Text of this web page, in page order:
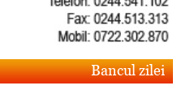
Bancul zilei